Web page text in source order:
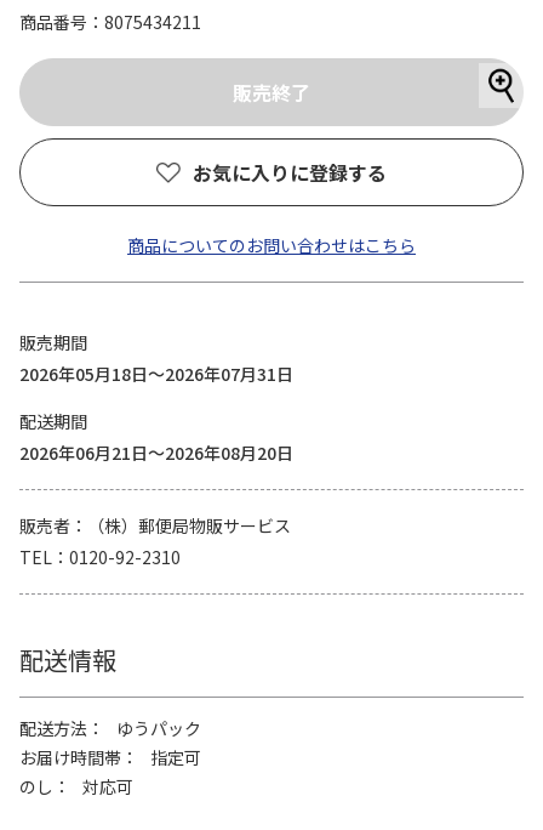
商品番号
8075434211
お気に入りに登録する
商品についてのお問い合わせはこちら
販売期間
2026年05月18日～2026年07月31日
配送期間
2026年06月21日～2026年08月20日
販売者
（株）郵便局物販サービス
TEL
0120-92-2310
配送情報
配送方法
ゆうパック
お届け時間帯
指定可
のし
対応可